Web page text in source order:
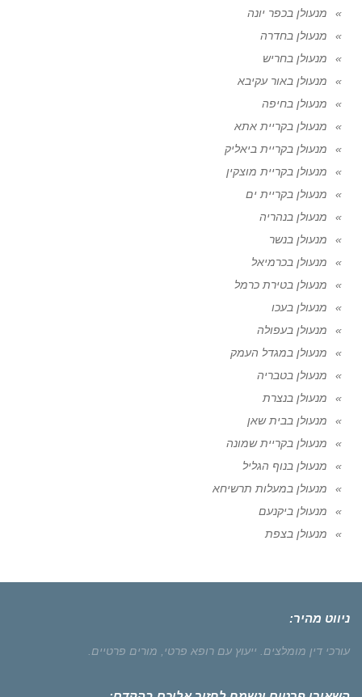
מנעולן בכפר יונה
מנעולן בחדרה
מנעולן בחריש
מנעולן באור עקיבא
מנעולן בחיפה
מנעולן בקריית אתא
מנעולן בקריית ביאליק
מנעולן בקריית מוצקין
מנעולן בקריית ים
מנעולן בנהריה
מנעולן בנשר
מנעולן בכרמיאל
מנעולן בטירת כרמל
מנעולן בעכו
מנעולן בעפולה
מנעולן במגדל העמק
מנעולן בטבריה
מנעולן בנצרת
מנעולן בבית שאן
מנעולן בקריית שמונה
מנעולן בנוף הגליל
מנעולן במעלות תרשיחא
מנעולן ביקנעם
מנעולן בצפת
ניווט מהיר:
עורכי דין מומלצים. ייעוץ עם רופא פרטי, מורים פרטיים.